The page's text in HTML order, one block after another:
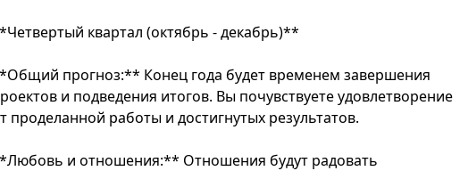
квартал (октябрь - декабрь)**
прогноз:** Конец года будет временем завершения
и подведения итогов. Вы почувствуете удовлетворение
проделанной работы и достигнутых результатов.
и отношения:** Отношения будут радовать